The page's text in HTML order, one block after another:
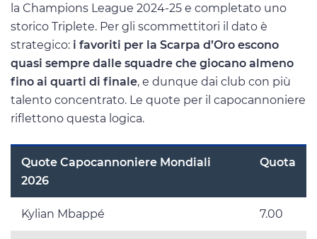
la Champions League 2024-25 e completato uno
storico Triplete. Per gli scommettitori il dato è
strategico: i favoriti per la Scarpa d’Oro escono
quasi sempre dalle squadre che giocano almeno
fino ai quarti di finale, e dunque dai club con più
talento concentrato. Le quote per il capocannoniere
riflettono questa logica.
Quote Capocannoniere Mondiali
2026
Quota
Kylian Mbappé 7.00